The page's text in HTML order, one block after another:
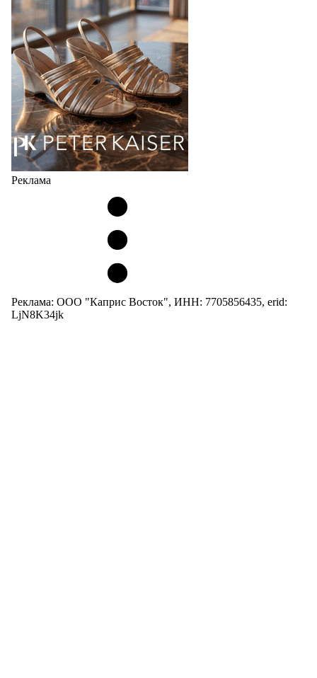
мужских, детских и пляжных зонтов в необычном
дизайнерском исполнении, отличается надёжностью
и высоким качеством…
05.08.2026 499
Реклама
Реклама: ООО "Каприс Восток", ИНН: 7705856435, erid:
LjN8K34jk